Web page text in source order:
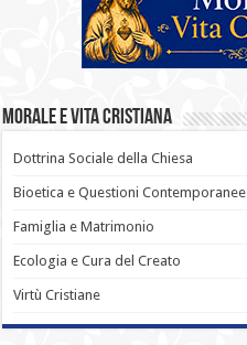
Morale e Vita Cristiana
Dottrina Sociale della Chiesa
Bioetica e Questioni Contemporanee
Famiglia e Matrimonio
Ecologia e Cura del Creato
Virtù Cristiane